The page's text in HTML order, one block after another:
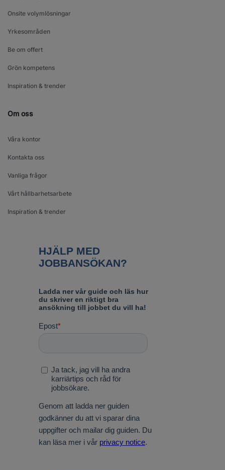
Onsite volymlösningar
Yrkesområden
Be om offert
Grön kompetens
Inspiration & trender
Om oss
Våra kontor
Kontakta oss
Vanliga frågor
Vårt hållbarhetsarbete
Inspiration & trender